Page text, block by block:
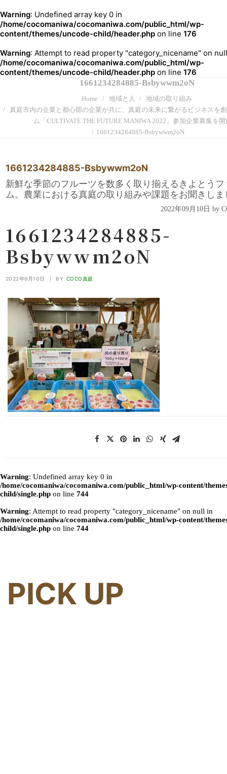
Warning: Undefined array key 0 in
/home/cocomaniwa/cocomaniwa.com/public_html/wp-
content/themes/uncode-child/header.php on line 176
Warning: Attempt to read property "category_nicename" on
/home/cocomaniwa/cocomaniwa.com/public_html/wp-
content/themes/uncode-child/header.php on line 176
1661234284885-Bsbywwm2oN
Home 地域と人
地域の取り組み
真庭市内の企業と都心部の企業が共に、真庭の未来に繋がるビジネスを
ム「CULTIVATE THE FUTURE MANIWA 2022」参加企業募集を開
1661234284885-Bsbywwm2oN
1661234284885-Bsbywwm2oN
新鮮な季節のフルーツを数多く取り揃えるきよとうフ
ム。農業における真庭の取り組みや課題をお聞きしま
2022年09月10日 by
1661234284885-
Bsbywwm2oN
2022年9月10日 BY COCO真庭
Warning: Undefined array key 0 in
/home/cocomaniwa/cocomaniwa.com/public_html/wp-content/
child/single.php on line 744
Warning: Attempt to read property "category_nicename" on null in
/home/cocomaniwa/cocomaniwa.com/public_html/wp-content/
child/single.php on line 744
PICK UP